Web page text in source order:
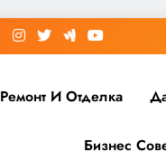
Ремонт И Отделка
Бизнес